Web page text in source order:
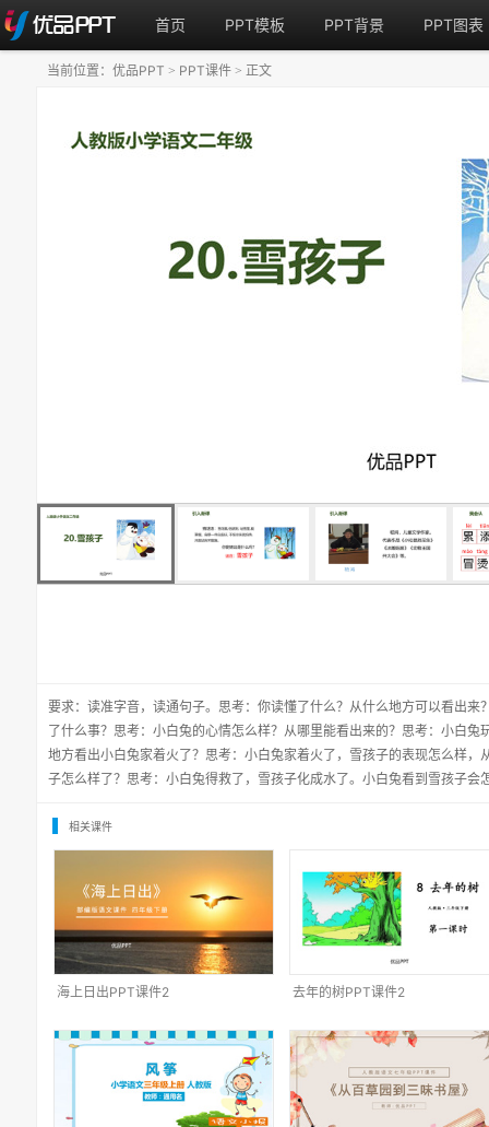
首页 PPT模板 PPT背景 PPT图表
要求：读准字音，读通句子。思考：你读懂了什么？从什么地方可以看出
了什么事？思考：小白兔的心情怎么样？从哪里能看出来的？思考：小白
地方看出小白兔家着火了？思考：小白兔家着火了，雪孩子的表现怎么样，
子怎么样了？思考：小白兔得救了，雪孩子化成水了。小白兔看到雪孩子会
当前位置： 优品PPT > PPT课件 > 正文
相关课件
海上日出PPT课件2 去年的树PPT课件2